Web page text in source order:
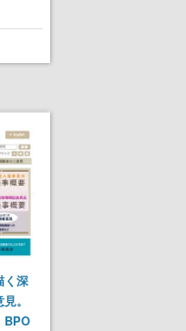
く深
。
BPO